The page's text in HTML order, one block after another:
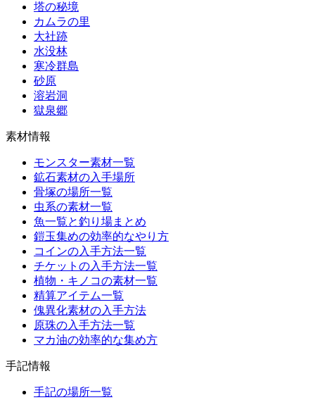
塔の秘境
カムラの里
大社跡
水没林
寒冷群島
砂原
溶岩洞
獄泉郷
素材情報
モンスター素材一覧
鉱石素材の入手場所
骨塚の場所一覧
虫系の素材一覧
魚一覧と釣り場まとめ
鎧玉集めの効率的なやり方
コインの入手方法一覧
チケットの入手方法一覧
植物・キノコの素材一覧
精算アイテム一覧
傀異化素材の入手方法
原珠の入手方法一覧
マカ油の効率的な集め方
手記情報
手記の場所一覧